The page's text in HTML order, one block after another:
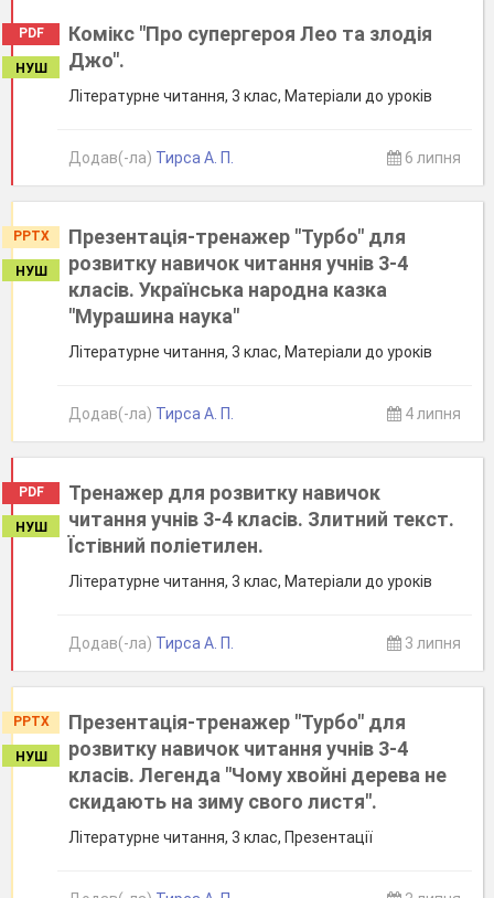
PDF
НУШ
Комікс "Про супергероя Лео та злодія
Джо".
Літературне читання, 3 клас, Матеріали до уроків
Додав(-ла) Тирса А. П. 6 липня
PPTX
НУШ
Презентація-тренажер "Турбо" для
розвитку навичок читання учнів 3-4
класів. Українська народна казка
"Мурашина наука"
Літературне читання, 3 клас, Матеріали до уроків
Додав(-ла) Тирса А. П. 4 липня
PDF
НУШ
Тренажер для розвитку навичок
читання учнів 3-4 класів. Злитний текст.
Їстівний поліетилен.
Літературне читання, 3 клас, Матеріали до уроків
Додав(-ла) Тирса А. П. 3 липня
PPTX
НУШ
Презентація-тренажер "Турбо" для
розвитку навичок читання учнів 3-4
класів. Легенда "Чому хвойні дерева не
скидають на зиму свого листя".
Літературне читання, 3 клас, Презентації